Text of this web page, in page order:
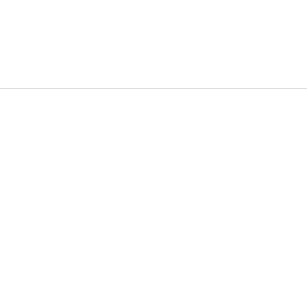
Bluetooth 6.0 pour des
ce qui est pratique
et d'eSIM, vous bénéficiez
où que vous soyez.
un son stéréo à 300 %, vous
ou écoutez de la musique.
qui vous permet de lire vos
à des performances rapides,